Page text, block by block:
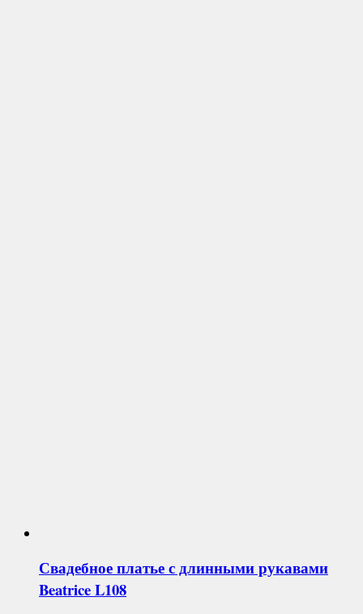
Свадебное платье с длинными рукавами
Beatrice L108